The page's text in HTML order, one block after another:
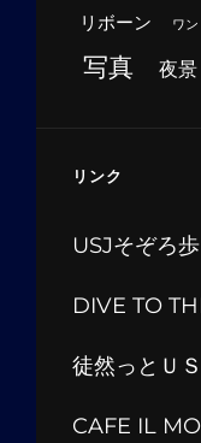
リボーン ワ
写真 夜景
リンク
USJそぞろ歩
DIVE TO
徒然っとＵＳ
CAFE IL